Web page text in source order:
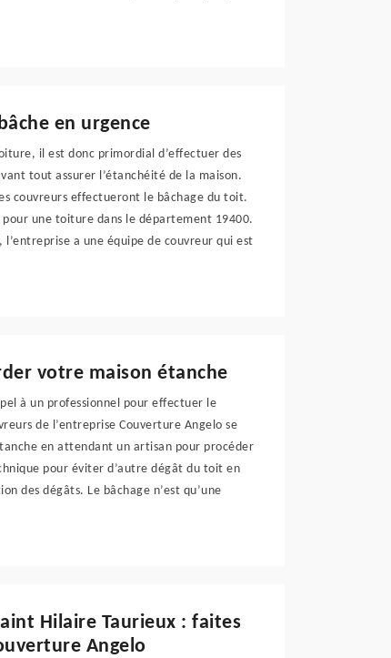
en urgence
il est donc primordial d’effectuer des
tout assurer l’étanchéité de la maison.
couvreurs effectueront le bâchage du toit.
pour une toiture dans le département 19400.
a une équipe de couvreur qui est
votre maison étanche
à un professionnel pour effectuer le
de l’entreprise Couverture Angelo se
en attendant un artisan pour procéder
pour éviter d’autre dégât du toit en
des dégâts. Le bâchage n’est qu’une
Hilaire Taurieux : faites
Angelo